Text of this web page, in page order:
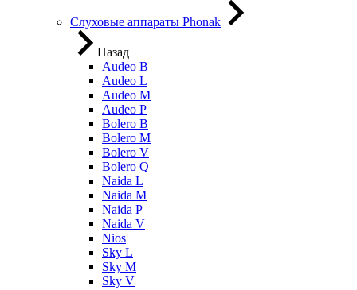
Слуховые аппараты Phonak
Назад
Audeo B
Audeo L
Audeo М
Audeo P
Bolero B
Bolero M
Bolero V
Bolero Q
Naida L
Naida M
Naida P
Naida V
Nios
Sky L
Sky M
Sky V